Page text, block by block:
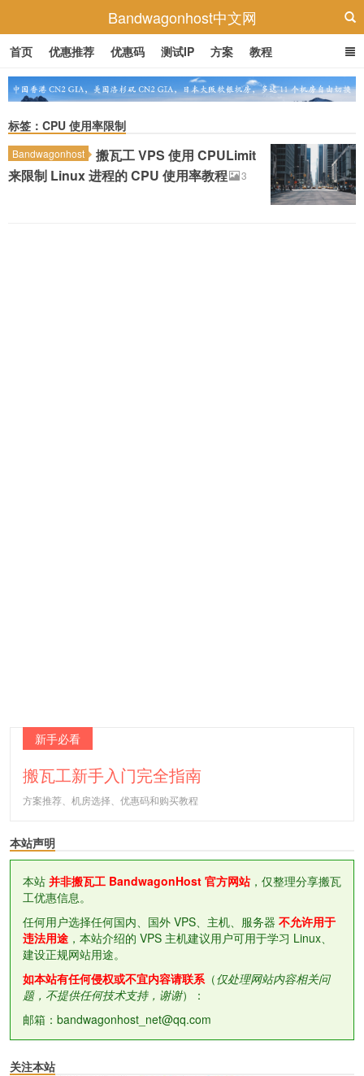
Bandwagonhost中文网
首页 优惠推荐 优惠码 测试IP 方案 教程
标签：CPU 使用率限制
Bandwagonhost
搬瓦工 VPS 使用 CPULimit
来限制 Linux 进程的 CPU 使用率教程
3
新手必看
搬瓦工新手入门完全指南
方案推荐、机房选择、优惠码和购买教程
本站声明
本站 并非搬瓦工 BandwagonHost 官方网站，仅整理分享搬瓦
工优惠信息。
任何用户选择任何国内、国外 VPS、主机、服务器 不允许用于
违法用途 ，本站介绍的 VPS 主机建议用户可用于学习 Linux、
建设正规网站用途。
如本站有任何侵权或不宜内容请联系（仅处理网站内容相关问
题，不提供任何技术支持，谢谢）：
邮箱：bandwagonhost_net@qq.com
关注本站